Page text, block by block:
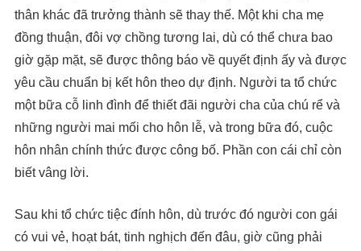
thân khác đã trưởng thành sẽ thay thế. Một khi cha mẹ
đồng thuận, đôi vợ chồng tương lai, dù có thể chưa bao
giờ gặp mặt, sẽ được thông báo về quyết định ấy và được
yêu cầu chuẩn bị kết hôn theo dự định. Người ta tổ chức
một bữa cỗ linh đình để thiết đãi người cha của chú rể và
những người mai mối cho hôn lễ, và trong bữa đó, cuộc
hôn nhân chính thức được công bố. Phần con cái chỉ còn
biết vâng lời.
Sau khi tổ chức tiệc đính hôn, dù trước đó người con gái
có vui vẻ, hoạt bát, tinh nghịch đến đâu, giờ cũng phải